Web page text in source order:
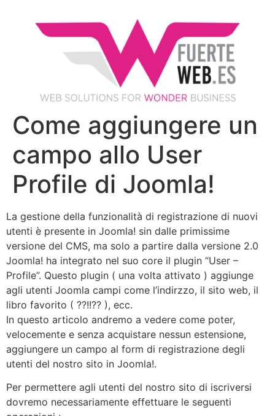
Come aggiungere un
campo allo User
Profile di Joomla!
La gestione della funzionalità di registrazione di nuovi
utenti è presente in Joomla! sin dalle primissime
versione del CMS, ma solo a partire dalla versione 2.0
Joomla! ha integrato nel suo core il plugin “User –
Profile”. Questo plugin ( una volta attivato ) aggiunge
agli utenti Joomla campi come l’indirzzo, il sito web, il
libro favorito ( ??!!?? ), ecc.
In questo articolo andremo a vedere come poter,
velocemente e senza acquistare nessun estensione,
aggiungere un campo al form di registrazione degli
utenti del nostro sito in Joomla!.
Per permettere agli utenti del nostro sito di iscriversi
dovremo necessariamente effettuare le seguenti